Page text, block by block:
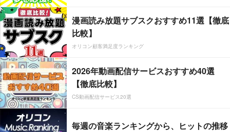
漫画読み放題サブスクおすすめ11選【徹底
比較】
オリコン顧客満足度ランキング
2026年動画配信サービスおすすめ40選
【徹底比較】
CS動画配信サービス20選
毎週の音楽ランキングから、ヒットの推移